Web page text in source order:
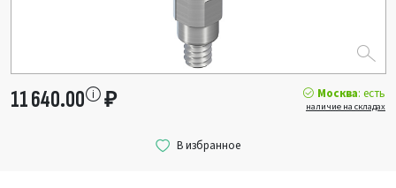
11 640.00 ₽ Москва: есть
наличие на складах